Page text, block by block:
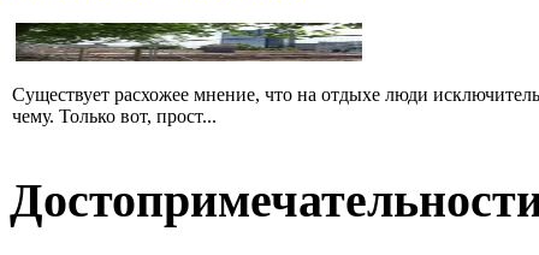
Существует расхожее мнение, что на отдыхе люди
чему. Только вот, прост...